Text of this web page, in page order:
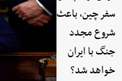
سفر چین، باعث
شروع مجدد
جنگ با ایران
خواهد شد؟